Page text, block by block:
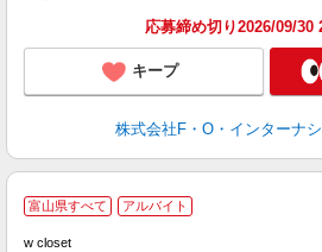
応募締め切り2026/09/30
キープ
株式会社F・O・インターナ
富山県すべて アルバイト
w closet